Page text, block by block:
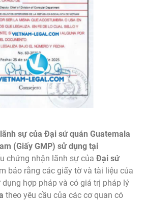
sự của Đại sứ quán Guatemala
(Giấy GMP) sử dụng tại
chứng nhận lãnh sự của Đại sứ
bảo rằng các giấy tờ và tài liệu của
dụng hợp pháp và có giá trị pháp lý
theo yêu cầu của các cơ quan có